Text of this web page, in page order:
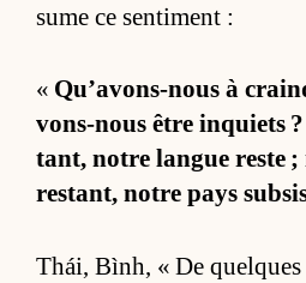
sume ce sen­ti­ment :
« Qu’avons-nous à
vons-nous être inquiets
tant, notre langue reste
res­tant, notre pays
Thái, Bình, « De